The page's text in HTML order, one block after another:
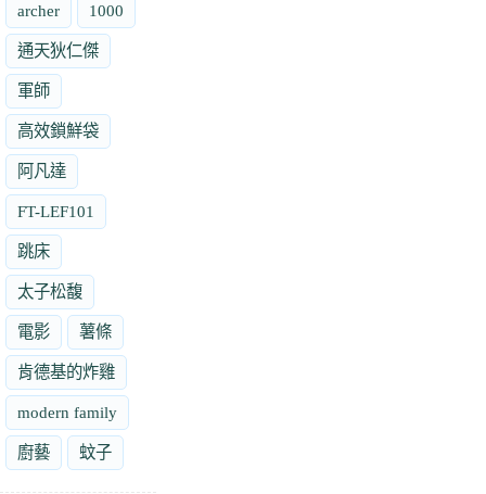
archer 1000
通天狄仁傑
軍師
高效鎖鮮袋
阿凡達
FT-LEF101
跳床
太子松馥
電影 薯條
肯德基的炸雞
modern family
廚藝 蚊子